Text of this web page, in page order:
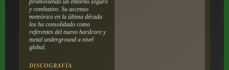
promoviendo un entorno seguro
y combativo. Su ascenso
meteórico en la última década
los ha consolidado como
referentes del nuevo hardcore y
metal underground a nivel
global.
DISCOGRAFÍA